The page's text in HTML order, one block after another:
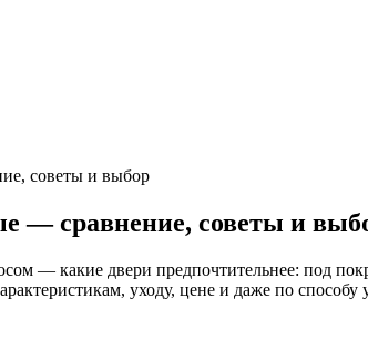
советы и выбор
— сравнение, советы и
— какие двери предпочтительнее: под
уходу, цене и даже по